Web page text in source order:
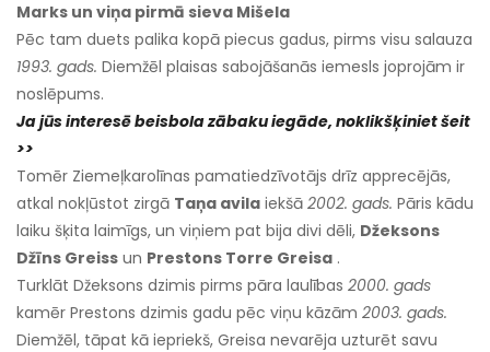
Marks un viņa pirmā sieva Mišela
Pēc tam duets palika kopā piecus gadus, pirms visu salauza
1993. gads. Diemžēl plaisas sabojāšanās iemesls joprojām ir
noslēpums.
Ja jūs interesē beisbola zābaku iegāde, noklikšķiniet šeit
>>
Tomēr Ziemeļkarolīnas pamatiedzīvotājs drīz apprecējās,
atkal nokļūstot zirgā Taņa avila iekšā 2002. gads. Pāris kādu
laiku šķita laimīgs, un viņiem pat bija divi dēli, Džeksons
Džīns Greiss un Prestons Torre Greisa .
Turklāt Džeksons dzimis pirms pāra laulības 2000. gads
kamēr Prestons dzimis gadu pēc viņu kāzām 2003. gads.
Diemžēl, tāpat kā iepriekš, Greisa nevarēja uzturēt savu